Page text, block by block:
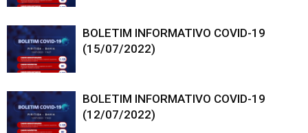
BOLETIM INFORMATIVO COVID-19
(15/07/2022)
BOLETIM INFORMATIVO COVID-19
(12/07/2022)